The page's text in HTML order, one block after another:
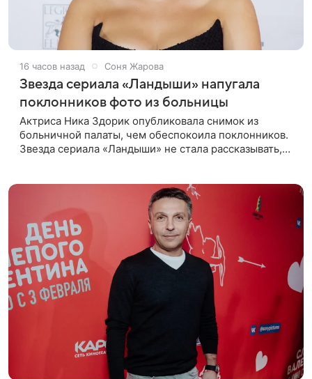
16 часов назад Соня Жарова
Звезда сериала «Ландыши» напугала
поклонников фото из больницы
Актриса Ника Здорик опубликовала снимок из
больничной палаты, чем обеспокоила поклонников.
Звезда сериала «Ландыши» не стала рассказывать,